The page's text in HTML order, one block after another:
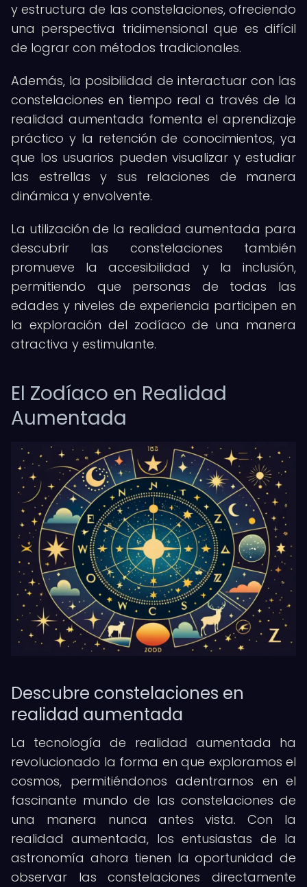
y estructura de las constelaciones, ofreciendo
una perspectiva tridimensional que es difícil
de lograr con métodos tradicionales.
Además, la posibilidad de interactuar con las
constelaciones en tiempo real a través de la
realidad aumentada fomenta el aprendizaje
práctico y la retención de conocimientos, ya
que los usuarios pueden visualizar y estudiar
las estrellas y sus relaciones de manera
dinámica y envolvente.
La utilización de la realidad aumentada para
descubrir las constelaciones también
promueve la accesibilidad y la inclusión,
permitiendo que personas de todas las
edades y niveles de experiencia participen en
la exploración del zodíaco de una manera
atractiva y estimulante.
El Zodíaco en Realidad
Aumentada
Descubre constelaciones en
realidad aumentada
La tecnología de realidad aumentada ha
revolucionado la forma en que exploramos el
cosmos, permitiéndonos adentrarnos en el
fascinante mundo de las constelaciones de
una manera nunca antes vista. Con la
realidad aumentada, los entusiastas de la
astronomía ahora tienen la oportunidad de
observar las constelaciones directamente